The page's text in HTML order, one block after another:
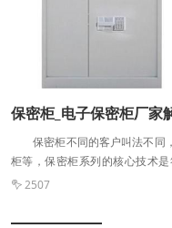
锁，这个是通过国家保密局认
遭遇暴力破坏、密码多次错误
不管电子保密柜的生产标准到
符合心意的保密柜，电子保密
案保驾护航！
保密柜_电子保密柜厂家
保密柜不同的客户叫法不同
柜等，保密柜系列的核心技术
准，随着科技的发展，目前保
 2507